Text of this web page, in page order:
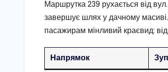
Маршрутка 239 рухається від
завершує шлях у дачному
пасажирам мінливий краєвид: від
Напрямок